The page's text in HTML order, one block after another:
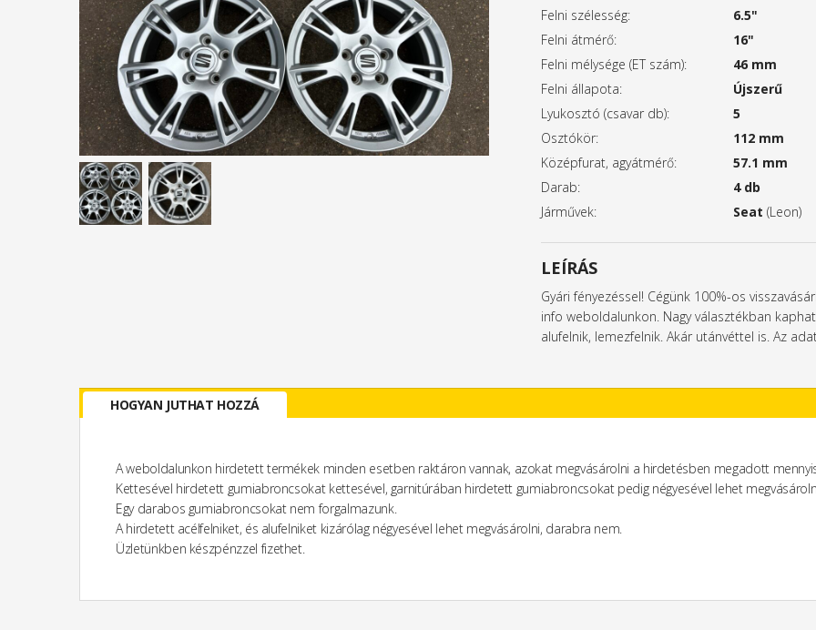
Felni szélesség:
6.5"
Felni átmérő:
16"
Felni mélysége (ET szám):
46 mm
Felni állapota:
Újszerű
Lyukosztó (csavar db):
5
Osztókör:
112 mm
Középfurat, agyátmérő:
57.1 mm
Darab:
4 db
Járművek:
Seat (Leon)
LEÍRÁS
Gyári fényezéssel! Cégünk 100%-os
info weboldalunkon. Nagy választékban
alufelnik, lemezfelnik. Akár utánvéttel is. Az
HOGYAN JUTHAT HOZZÁ
A weboldalunkon hirdetett termékek minden esetben raktáron vannak, azokat megvásárolni a hirdetésben megadott
Kettesével hirdetett gumiabroncsokat kettesével, garnitúrában hirdetett gumiabroncsokat pedig négyesével lehet
Egy darabos gumiabroncsokat nem forgalmazunk.
A hirdetett acélfelniket, és alufelniket kizárólag négyesével lehet megvásárolni, darabra nem.
Üzletünkben készpénzzel fizethet.